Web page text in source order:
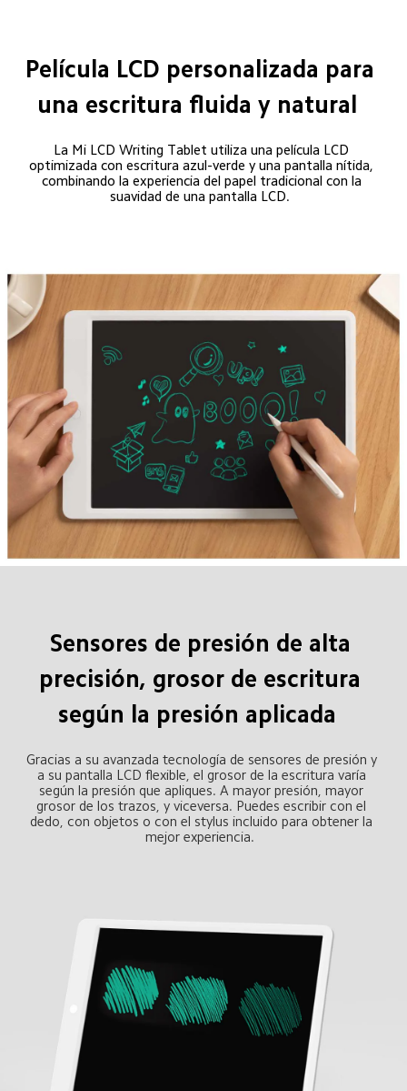
Película LCD personalizada para
una escritura fluida y natural
La Mi LCD Writing Tablet utiliza una película LCD
optimizada con escritura azul-verde y una pantalla nítida,
combinando la experiencia del papel tradicional con la
suavidad de una pantalla LCD.
Sensores de presión de alta
precisión, grosor de escritura
según la presión aplicada
Gracias a su avanzada tecnología de sensores de presión y
a su pantalla LCD flexible, el grosor de la escritura varía
según la presión que apliques. A mayor presión, mayor
grosor de los trazos, y viceversa. Puedes escribir con el
dedo, con objetos o con el stylus incluido para obtener la
mejor experiencia.